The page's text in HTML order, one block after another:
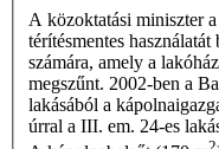
A közoktatási miniszter
térítésmentes
számára, amely a
megszűnt. 2002-ben a
lakásából a
úrral a III. em. 24-es